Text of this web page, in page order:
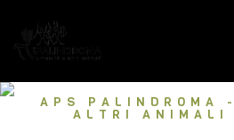
APS PALINDROMA
ALTRI